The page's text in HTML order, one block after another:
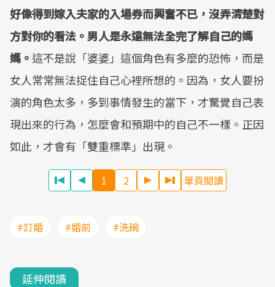
好像得到嫁入夫家的入場券而興奮不已，沒弄清楚對
方對你的看法。男人是永遠無法全完了解自己的媽
媽。 這不是說「婆婆」這個角色有多麼的恐怖，而是
女人常常無法捉住自己心裡所想的。因為，女人要扮
演的角色太多，多到事情發生的當下，才驚覺自己表
現出來的行為，怎麼會和預期中的自己不一樣。正因
如此，才會有「雙重標準」出現。
1 2 單頁閱讀
#訂婚 #婚前 #洗碗
延伸閱讀